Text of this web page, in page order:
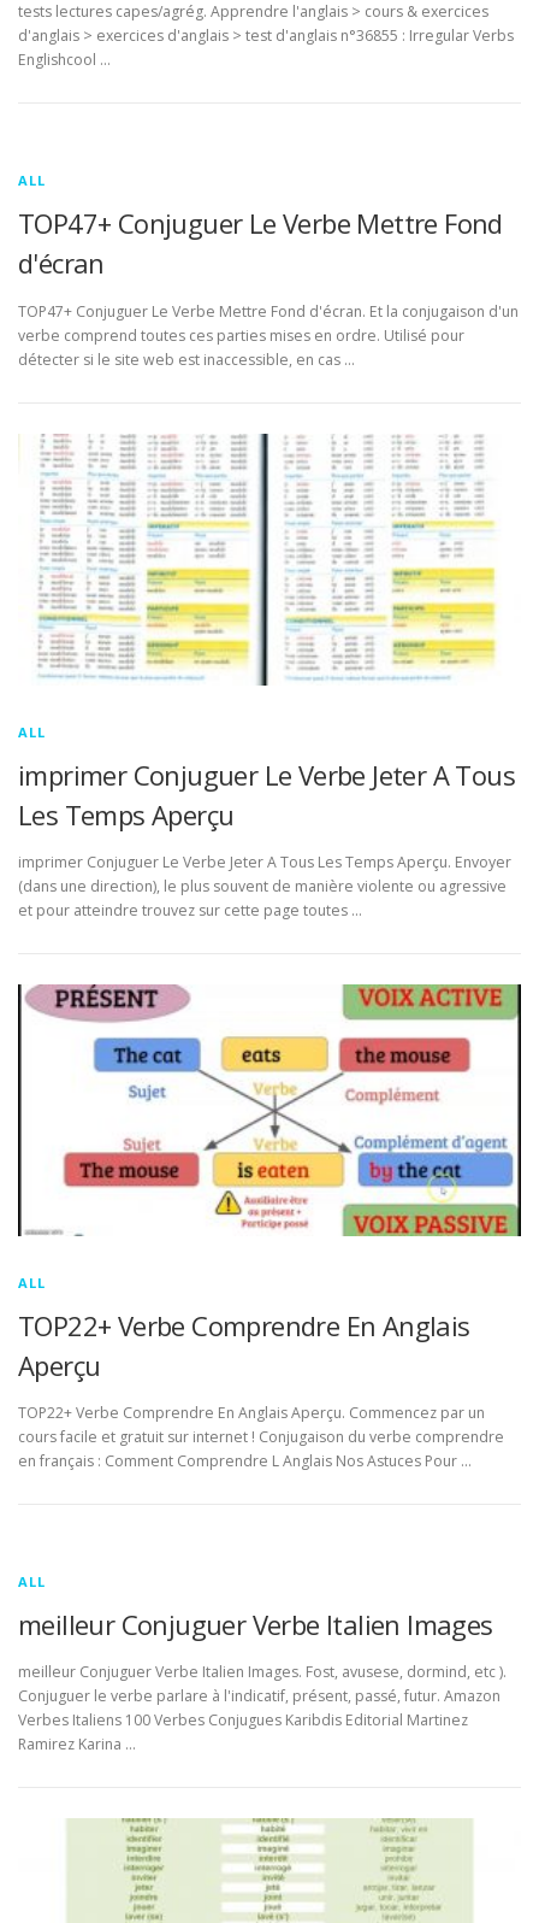
tests lectures capes/agrég. Apprendre l'anglais > cours & exercices
d'anglais > exercices d'anglais > test d'anglais n°36855 : Irregular Verbs
Englishcool …
ALL
TOP47+ Conjuguer Le Verbe Mettre Fond
d'écran
TOP47+ Conjuguer Le Verbe Mettre Fond d'écran. Et la conjugaison d'un
verbe comprend toutes ces parties mises en ordre. Utilisé pour
détecter si le site web est inaccessible, en cas …
ALL
imprimer Conjuguer Le Verbe Jeter A Tous
Les Temps Aperçu
imprimer Conjuguer Le Verbe Jeter A Tous Les Temps Aperçu. Envoyer
(dans une direction), le plus souvent de manière violente ou agressive
et pour atteindre trouvez sur cette page toutes …
ALL
TOP22+ Verbe Comprendre En Anglais
Aperçu
TOP22+ Verbe Comprendre En Anglais Aperçu. Commencez par un
cours facile et gratuit sur internet ! Conjugaison du verbe comprendre
en français : Comment Comprendre L Anglais Nos Astuces Pour …
ALL
meilleur Conjuguer Verbe Italien Images
meilleur Conjuguer Verbe Italien Images. Fost, avusese, dormind, etc ).
Conjuguer le verbe parlare à l'indicatif, présent, passé, futur. Amazon
Verbes Italiens 100 Verbes Conjugues Karibdis Editorial Martinez
Ramirez Karina …